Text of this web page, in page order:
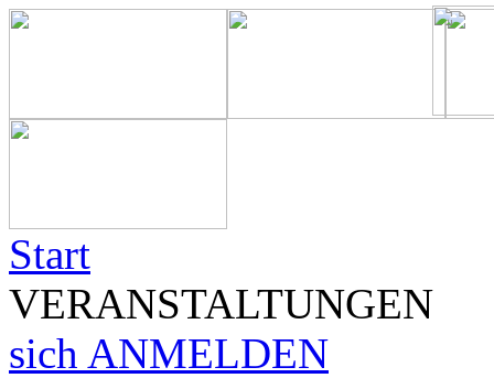
Start
VERANSTALTUNGEN
sich ANMELDEN